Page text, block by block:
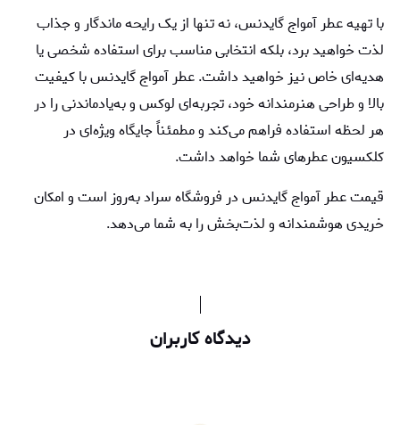
با تهیه عطر آمواج گایدنس، نه تنها از یک رایحه ماندگار و جذاب
لذت خواهید برد، بلکه انتخابی مناسب برای استفاده شخصی یا
هدیه‌ای خاص نیز خواهید داشت. عطر آمواج گایدنس با کیفیت
بالا و طراحی هنرمندانه خود، تجربه‌ای لوکس و به‌یادماندنی را در
هر لحظه استفاده فراهم می‌کند و مطمئناً جایگاه ویژه‌ای در
کلکسیون عطرهای شما خواهد داشت.
قیمت عطر آمواج گایدنس در فروشگاه سراد به‌روز است و امکان
خریدی هوشمندانه و لذت‌بخش را به شما می‌دهد.
دیدگاه کاربران